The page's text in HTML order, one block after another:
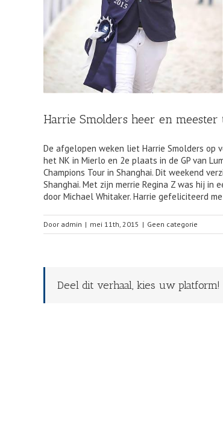
Harrie Smolders heer en meester
De afgelopen weken liet Harrie Smolders op
het NK in Mierlo en 2e plaats in de GP van
Champions Tour in Shanghai. Dit weekend
Shanghai. Met zijn merrie Regina Z was hij in
door Michael Whitaker. Harrie gefeliciteerd
Door admin | mei 11th, 2015 | Geen categorie
Deel dit verhaal, kies uw platform!